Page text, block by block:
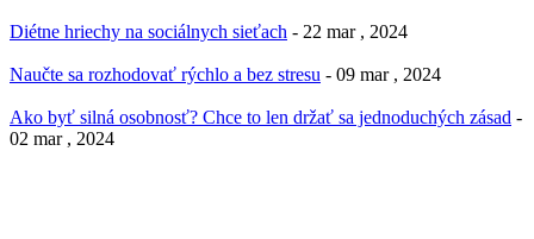
Diétne hriechy na sociálnych sieťach - 22 mar , 2024
Naučte sa rozhodovať rýchlo a bez stresu - 09 mar , 2024
Ako byť silná osobnosť? Chce to len držať sa jednoduchých zásad -
02 mar , 2024